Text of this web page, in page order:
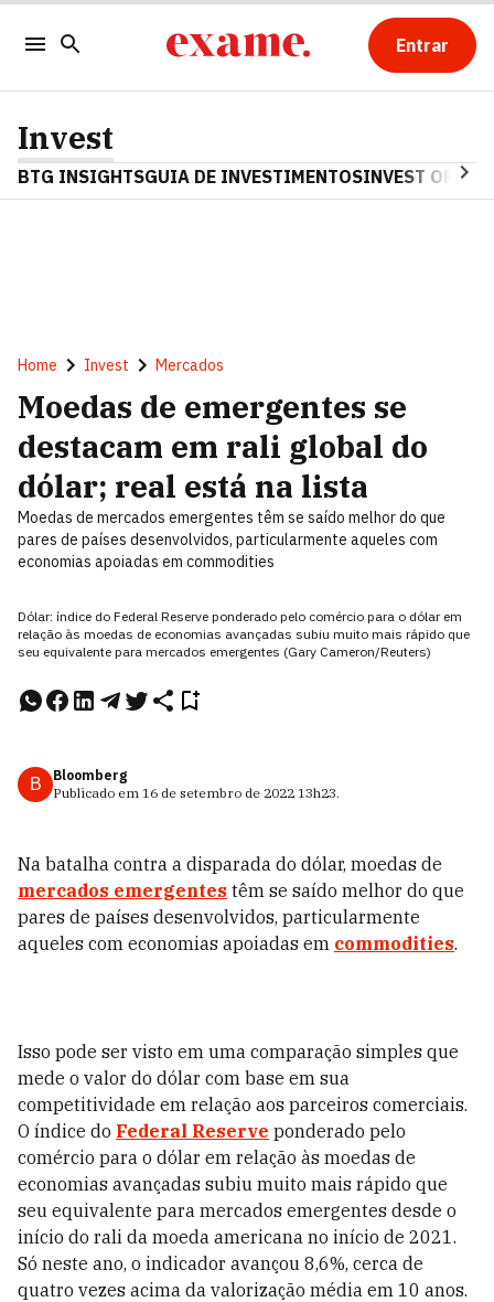
Entrar
Invest
BTG INSIGHTSGUIA DE INVESTIMENTOSINVEST OPINA
Home Invest Mercados
Moedas de emergentes se
destacam em rali global do
dólar; real está na lista
Moedas de mercados emergentes têm se saído melhor do que
pares de países desenvolvidos, particularmente aqueles com
economias apoiadas em commodities
Dólar: índice do Federal Reserve ponderado pelo comércio para o dólar em
relação às moedas de economias avançadas subiu muito mais rápido que
seu equivalente para mercados emergentes (Gary Cameron/Reuters)
B
Bloomberg
Publicado em 16 de setembro de 2022 13h23.
Na batalha contra a disparada do dólar, moedas de
mercados emergentes têm se saído melhor do que
pares de países desenvolvidos, particularmente
aqueles com economias apoiadas em commodities.
Isso pode ser visto em uma comparação simples que
mede o valor do dólar com base em sua
competitividade em relação aos parceiros comerciais.
O índice do Federal Reserve ponderado pelo
comércio para o dólar em relação às moedas de
economias avançadas subiu muito mais rápido que
seu equivalente para mercados emergentes desde o
início do rali da moeda americana no início de 2021.
Só neste ano, o indicador avançou 8,6%, cerca de
quatro vezes acima da valorização média em 10 anos.